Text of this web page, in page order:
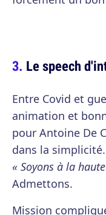
Le speech
Entre Covid et
animation et
pour Antoine De
dans la simplicité.
« Soyons à la
Admettons.
Mission